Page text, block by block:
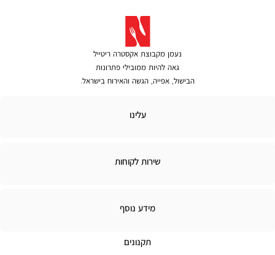
נעמן מקבוצת אקסטרה ריטייל
גאה להיות ממובילי פתרונות
הבישול, אפייה, הגשה והאירוח בישראל.
עלינו
שירות לקוחות
מידע
מידע נוסף
תקנונים